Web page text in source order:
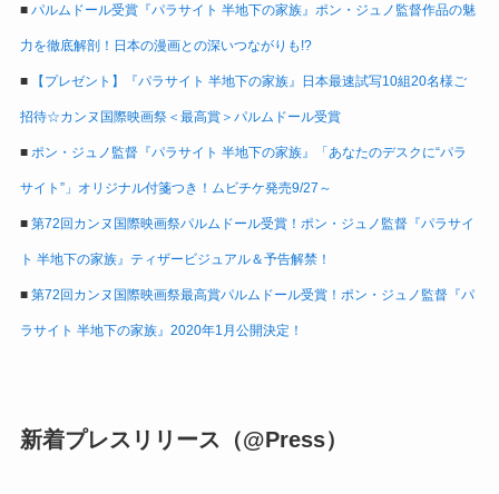
■ パルムドール受賞『パラサイト 半地下の家族』ポン・ジュノ監督作品の魅
力を徹底解剖！日本の漫画との深いつながりも!?
■ 【プレゼント】『パラサイト 半地下の家族』日本最速試写10組20名様ご
招待☆カンヌ国際映画祭＜最高賞＞パルムドール受賞
■ ポン・ジュノ監督『パラサイト 半地下の家族』「あなたのデスクに“パラ
サイト”」オリジナル付箋つき！ムビチケ発売9/27～
■ 第72回カンヌ国際映画祭パルムドール受賞！ポン・ジュノ監督『パラサイ
ト 半地下の家族』ティザービジュアル＆予告解禁！
■ 第72回カンヌ国際映画祭最高賞パルムドール受賞！ポン・ジュノ監督『パ
ラサイト 半地下の家族』2020年1月公開決定！
新着プレスリリース（@Press）